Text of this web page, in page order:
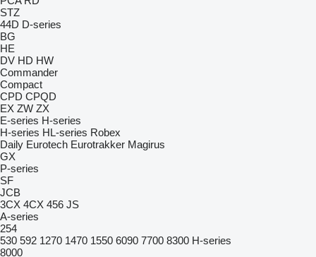
STZ
44D D-series
BG
HE
DV HD HW
Commander
Compact
CPD CPQD
EX ZW ZX
E-series H-series
H-series HL-series Robex
Daily Eurotech Eurotrakker Magirus
GX
P-series
SF
JCB
3CX 4CX 456 JS
A-series
254
530 592 1270 1470 1550 6090 7700 8300 H-series
8000